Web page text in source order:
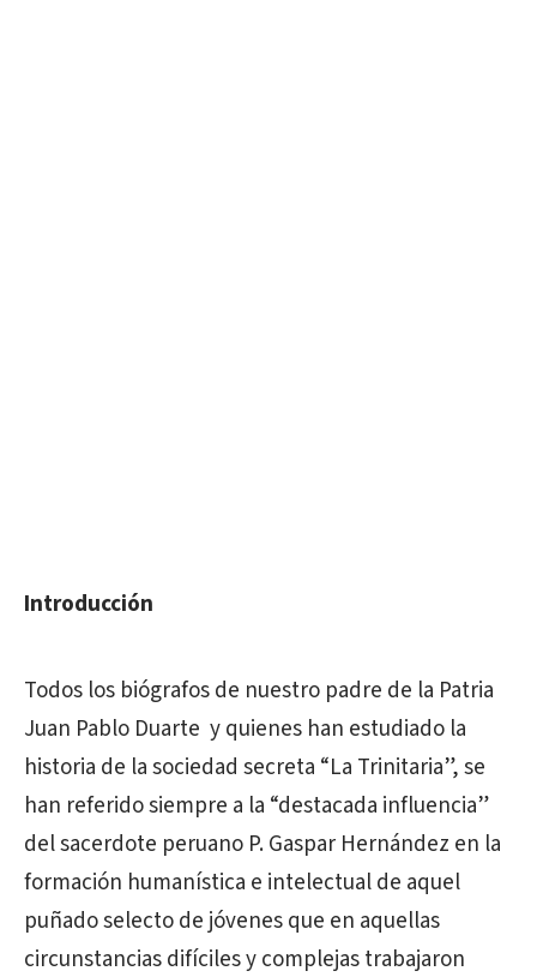
Introducción
Todos los biógrafos de nuestro padre de la Patria
Juan Pablo Duarte y quienes han estudiado la
historia de la sociedad secreta “La Trinitaria”, se
han referido siempre a la “destacada influencia”
del sacerdote peruano P. Gaspar Hernández en la
formación humanística e intelectual de aquel
puñado selecto de jóvenes que en aquellas
circunstancias difíciles y complejas trabajaron